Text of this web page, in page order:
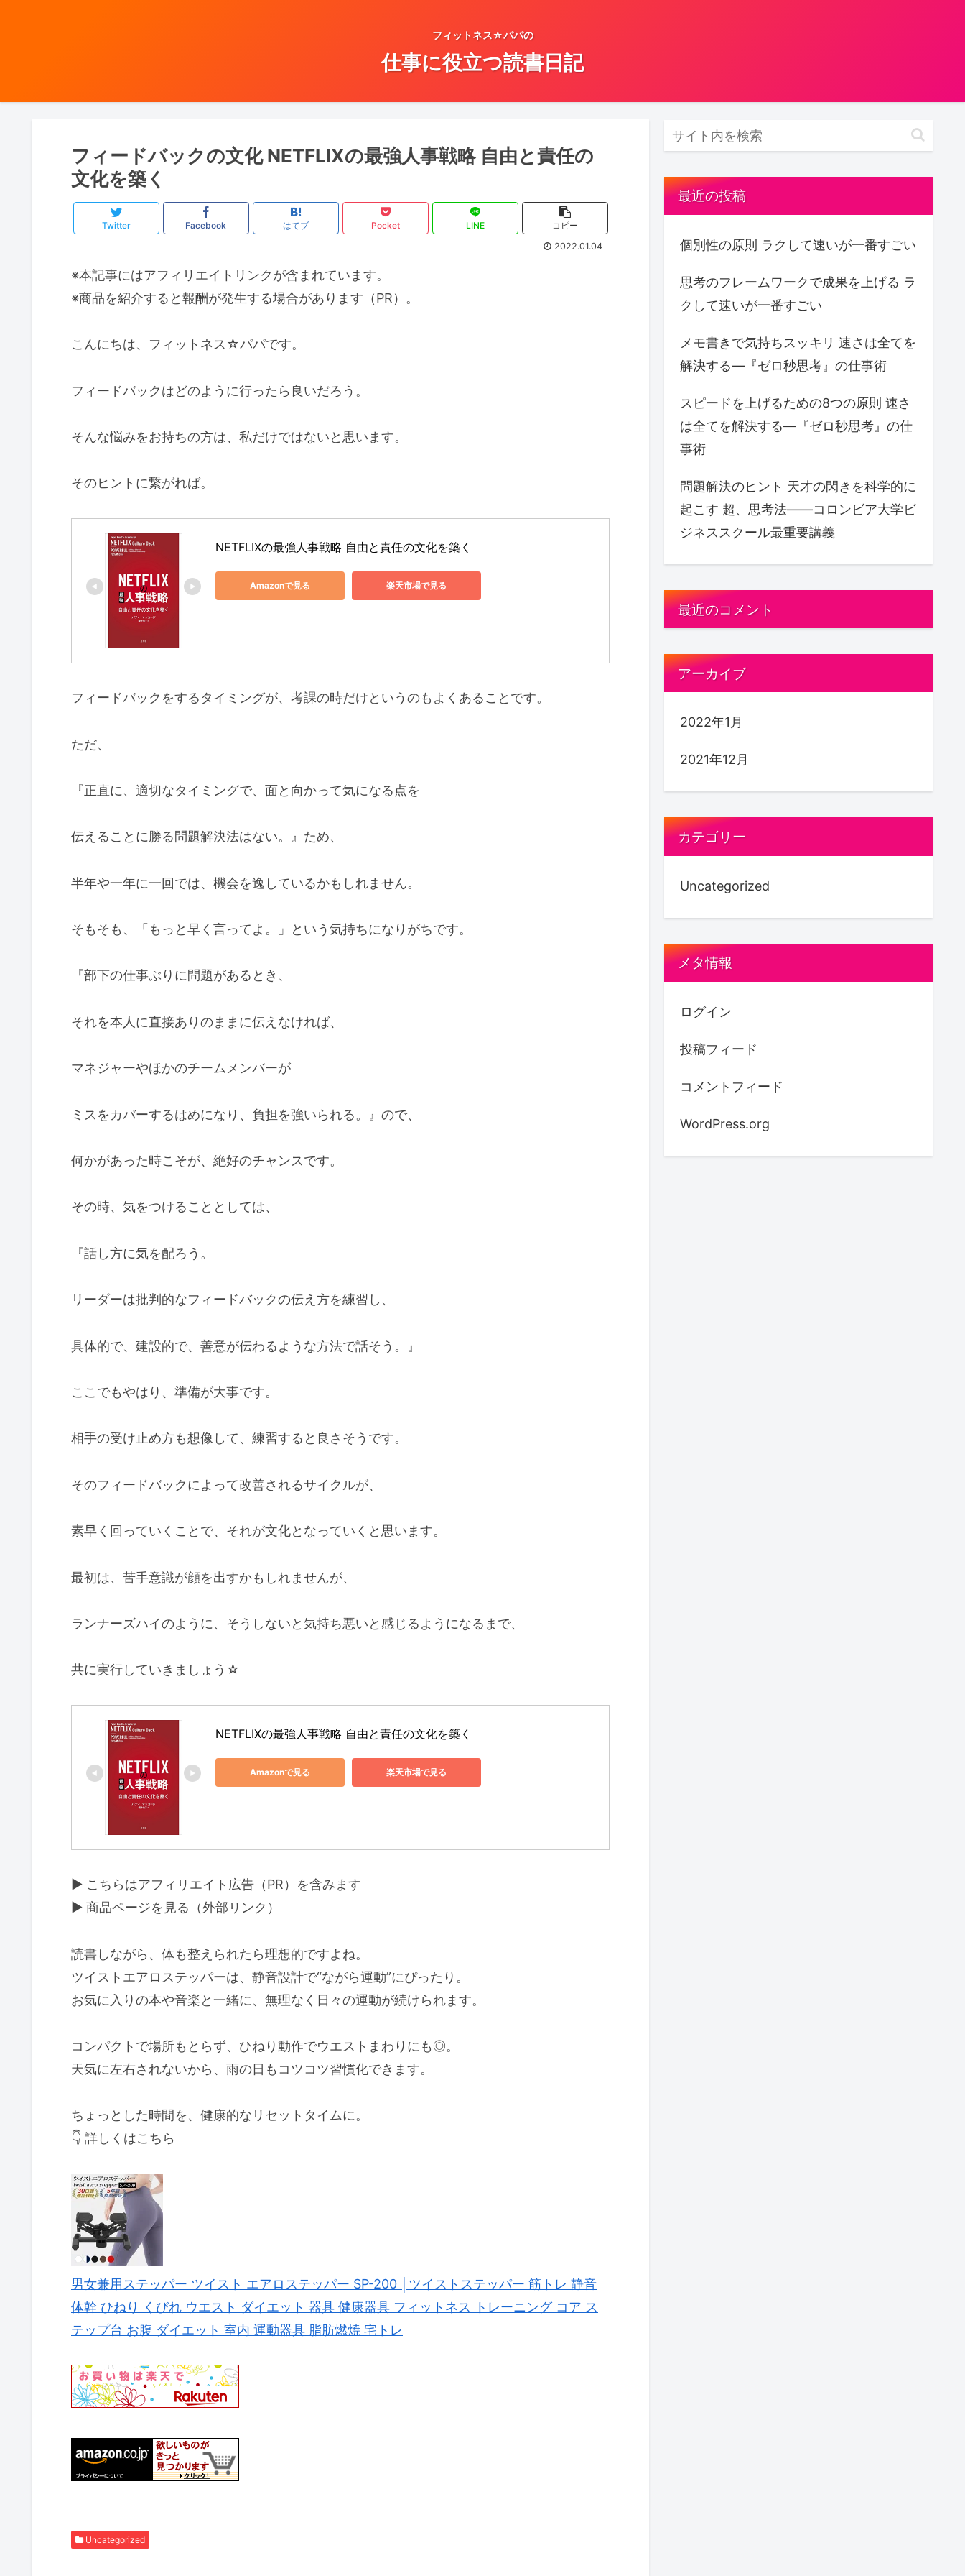
フィットネス☆パパの
仕事に役立つ読書日記
フィードバックの文化 NETFLIXの最強人事戦略 自由と責任の
文化を築く
Twitter Facebook はてブ Pocket LINE
コピー
2022.01.04
※本記事にはアフィリエイトリンクが含まれています。
※商品を紹介すると報酬が発生する場合があります（PR）。
こんにちは、フィットネス☆パパです。
フィードバックはどのように行ったら良いだろう。
そんな悩みをお持ちの方は、私だけではないと思います。
そのヒントに繋がれば。
NETFLIXの最強人事戦略 自由と責任の文化を築く
Amazonで見る 楽天市場で見る
フィードバックをするタイミングが、考課の時だけというのもよくあることです。
ただ、
『正直に、適切なタイミングで、面と向かって気になる点を
伝えることに勝る問題解決法はない。』ため、
半年や一年に一回では、機会を逸しているかもしれません。
そもそも、「もっと早く言ってよ。」という気持ちになりがちです。
『部下の仕事ぶりに問題があるとき、
それを本人に直接ありのままに伝えなければ、
マネジャーやほかのチームメンバーが
ミスをカバーするはめになり、負担を強いられる。』ので、
何かがあった時こそが、絶好のチャンスです。
その時、気をつけることとしては、
『話し方に気を配ろう。
リーダーは批判的なフィードバックの伝え方を練習し、
具体的で、建設的で、善意が伝わるような方法で話そう。』
ここでもやはり、準備が大事です。
相手の受け止め方も想像して、練習すると良さそうです。
そのフィードバックによって改善されるサイクルが、
素早く回っていくことで、それが文化となっていくと思います。
最初は、苦手意識が顔を出すかもしれませんが、
ランナーズハイのように、そうしないと気持ち悪いと感じるようになるまで、
共に実行していきましょう☆
NETFLIXの最強人事戦略 自由と責任の文化を築く
Amazonで見る 楽天市場で見る
▶ こちらはアフィリエイト広告（PR）を含みます
▶ 商品ページを見る（外部リンク）
読書しながら、体も整えられたら理想的ですよね。
ツイストエアロステッパーは、静音設計で“ながら運動”にぴったり。
お気に入りの本や音楽と一緒に、無理なく日々の運動が続けられます。
コンパクトで場所もとらず、ひねり動作でウエストまわりにも◎。
天気に左右されないから、雨の日もコツコツ習慣化できます。
ちょっとした時間を、健康的なリセットタイムに。
👇 詳しくはこちら
男女兼用ステッパー ツイスト エアロステッパー SP-200 │ツイストステッパー 筋トレ 静音
体幹 ひねり くびれ ウエスト ダイエット 器具 健康器具 フィットネス トレーニング コア ス
テップ台 お腹 ダイエット 室内 運動器具 脂肪燃焼 宅トレ
Uncategorized
最近の投稿
個別性の原則 ラクして速いが一番すごい
思考のフレームワークで成果を上げる ラ
クして速いが一番すごい
メモ書きで気持ちスッキリ 速さは全てを
解決する—『ゼロ秒思考』の仕事術
スピードを上げるための8つの原則 速さ
は全てを解決する—『ゼロ秒思考』の仕
事術
問題解決のヒント 天才の閃きを科学的に
起こす 超、思考法――コロンビア大学ビ
ジネススクール最重要講義
最近のコメント
アーカイブ
2022年1月
2021年12月
カテゴリー
Uncategorized
メタ情報
ログイン
投稿フィード
コメントフィード
WordPress.org